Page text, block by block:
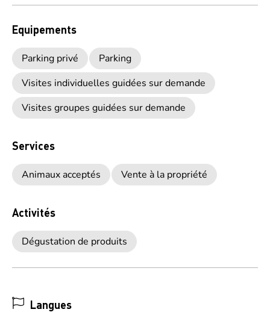
Equipements
Parking privé
Parking
Visites individuelles guidées sur demande
Visites groupes guidées sur demande
Services
Animaux acceptés Vente à la propriété
Activités
Dégustation de produits
Langues